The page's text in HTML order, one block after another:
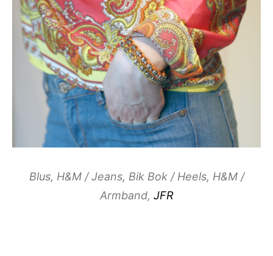
Blus, H&M / Jeans, Bik Bok / Heels, H&M /
Armband, JFR